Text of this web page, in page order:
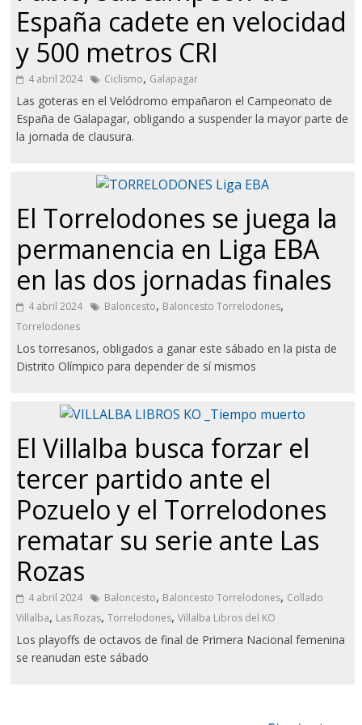
España cadete en velocidad
y 500 metros CRI
4 abril 2024 Ciclismo, Galapagar
Las goteras en el Velódromo empañaron el Campeonato de
España de Galapagar, obligando a suspender la mayor parte de
la jornada de clausura.
El Torrelodones se juega la
permanencia en Liga EBA
en las dos jornadas finales
4 abril 2024 Baloncesto, Baloncesto Torrelodones,
Torrelodones
Los torresanos, obligados a ganar este sábado en la pista de
Distrito Olímpico para depender de sí mismos
El Villalba busca forzar el
tercer partido ante el
Pozuelo y el Torrelodones
rematar su serie ante Las
Rozas
4 abril 2024 Baloncesto, Baloncesto Torrelodones, Collado
Villalba, Las Rozas,Torrelodones,Villalba Libros del KO
Los playoffs de octavos de final de Primera Nacional femenina
se reanudan este sábado